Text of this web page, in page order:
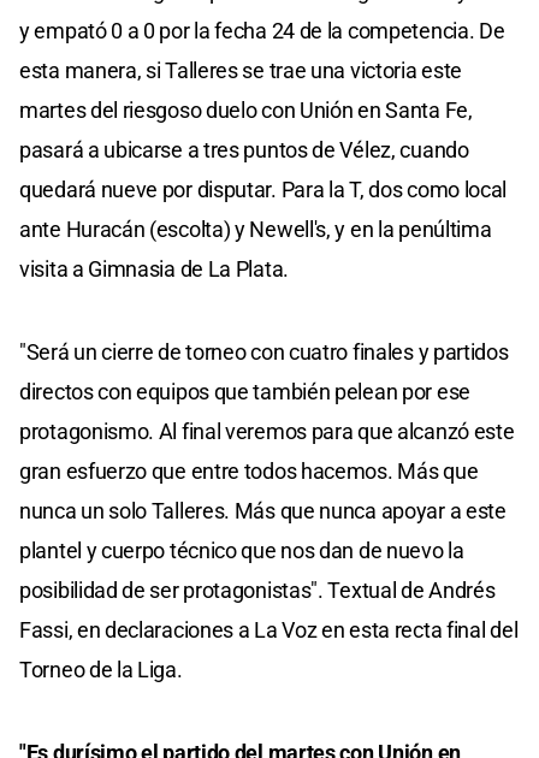
y empató 0 a 0 por la fecha 24 de la competencia. De
esta manera, si Talleres se trae una victoria este
martes del riesgoso duelo con Unión en Santa Fe,
pasará a ubicarse a tres puntos de Vélez, cuando
quedará nueve por disputar. Para la T, dos como local
ante Huracán (escolta) y Newell's, y en la penúltima
visita a Gimnasia de La Plata.
"Será un cierre de torneo con cuatro finales y partidos
directos con equipos que también pelean por ese
protagonismo. Al final veremos para que alcanzó este
gran esfuerzo que entre todos hacemos. Más que
nunca un solo Talleres. Más que nunca apoyar a este
plantel y cuerpo técnico que nos dan de nuevo la
posibilidad de ser protagonistas". Textual de Andrés
Fassi, en declaraciones a La Voz en esta recta final del
Torneo de la Liga.
"Es durísimo el partido del martes con Unión en